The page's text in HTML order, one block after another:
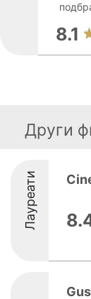
8.1
Други
Лауреати